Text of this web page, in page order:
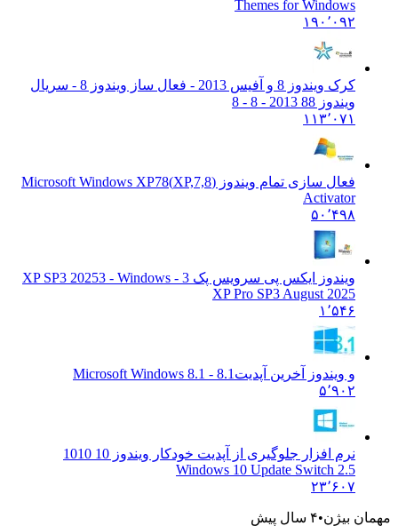
Themes for Windows
۱۹۰٬۰۹۲
کرک ویندوز 8 و آفیس 2013 - فعال ساز ویندوز 8 - سریال
ویندوز 88 2013 - 8 - 8
۱۱۳٬۰۷۱
فعال سازی تمام ویندوز (XP,7,8)
Microsoft Windows XP78
Activator
۵۰٬۴۹۸
ویندوز ایکس پی سرویس پک 3 - XP SP3 2025
3 - Windows
XP Pro SP3 August 2025
۱٬۵۴۶
و ویندوز آخرین آپدیت 8.1 - Microsoft Windows 8.1
۵٬۹۰۲
نرم افزار جلوگیری از آپدیت خودکار ویندوز 10 10
10
Windows 10 Update Switch 2.5
۲۳٬۶۰۷
بیژن ۴ سال پیش